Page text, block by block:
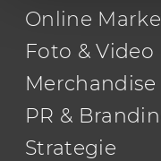
Online
Foto & Video
Merchandise
PR &
Strategie